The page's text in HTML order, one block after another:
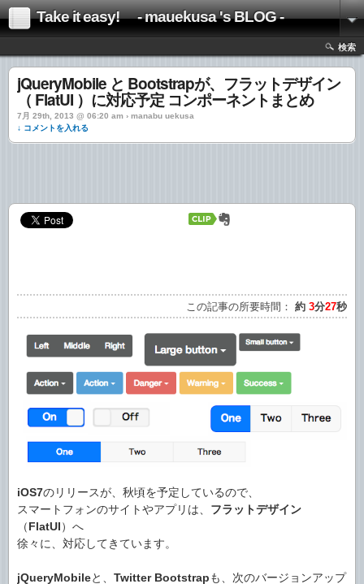
Take it easy! - mauekusa 's BLOG -
検索
jQueryMobile と Bootstrapが、フラットデザイン
（ FlatUI ）に対応予定 コンポーネントまとめ
7月 29th, 2013 @ 06:20 am › manabu uekusa
↓ コメントを入れる
この記事の所要時間： 約 3分27秒
iOS7のリリースが、秋頃を予定しているので、
スマートフォンのサイトやアプリは、 フラットデザイン
（FlatUI）へ
徐々に、対応してきています。
jQueryMobileと、 Twitter Bootstrapも、次のバージョンアップ